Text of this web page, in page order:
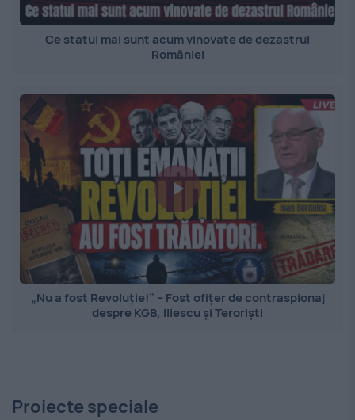
Ce statui mai sunt acum vinovate de dezastrul
României
„Nu a fost Revoluție!” – Fost ofițer de contraspionaj
despre KGB, Iliescu și Teroriști
Proiecte speciale